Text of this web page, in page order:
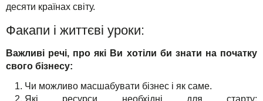
десяти країнах світу.
Факапи і життєві уроки:
Важливі речі, про які Ви хотіли би знати на початку
свого бізнесу:
Чи можливо масшабувати бізнес і як саме.
Які ресурси необхідні для старту: